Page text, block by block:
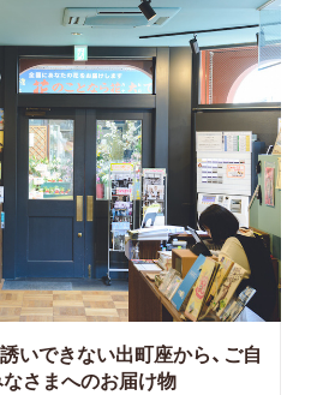
いできない出町座から、ご自
さまへのお届け物